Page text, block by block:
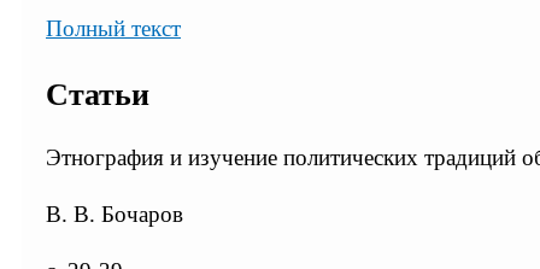
Полный текст
Статьи
Этнография и изучение политических традиций
В. В. Бочаров